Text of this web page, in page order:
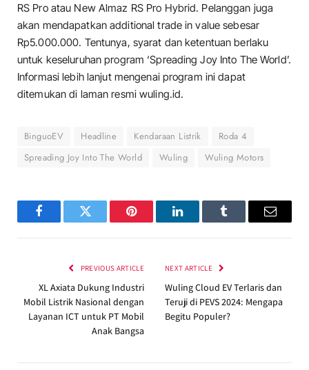
RS Pro atau New Almaz RS Pro Hybrid. Pelanggan juga
akan mendapatkan additional trade in value sebesar
Rp5.000.000. Tentunya, syarat dan ketentuan berlaku
untuk keseluruhan program ‘Spreading Joy Into The World’.
Informasi lebih lanjut mengenai program ini dapat
ditemukan di laman resmi wuling.id.
BinguoEV Headline Kendaraan Listrik
Roda 4
Spreading Joy Into The World
Wuling Wuling Motors
FacebookTwitter Pinterest LinkedInTumblr Email
PREVIOUS ARTICLE
XL Axiata Dukung Industri
Mobil Listrik Nasional dengan
Layanan ICT untuk PT Mobil
Anak Bangsa
NEXT ARTICLE
Wuling Cloud EV Terlaris dan
Teruji di PEVS 2024: Mengapa
Begitu Populer?